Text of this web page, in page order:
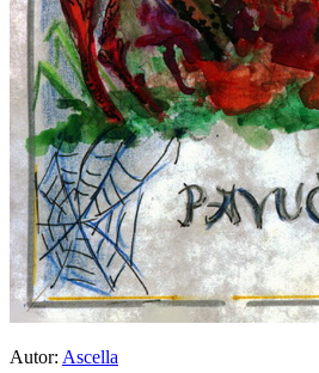
Autor: Ascella